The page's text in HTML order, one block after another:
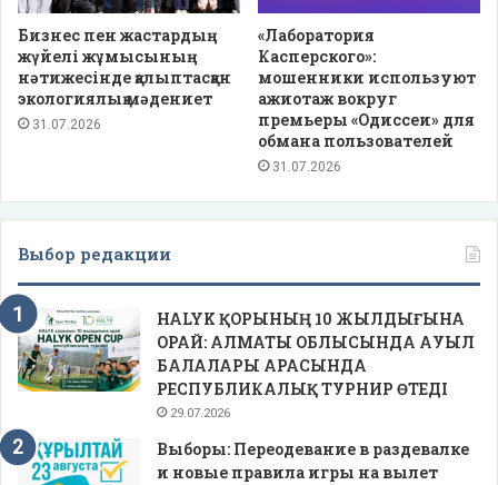
Бизнес пен жастардың
жүйелі жұмысының
нәтижесінде қалыптасқан
экологиялық мәдениет
31.07.2026
«Лаборатория
Касперского»:
мошенники используют
ажиотаж вокруг
премьеры «Одиссеи» для
обмана пользователей
31.07.2026
Выбор редакции
HALYK ҚОРЫНЫҢ 10 ЖЫЛДЫҒЫНА
ОРАЙ: АЛМАТЫ ОБЛЫСЫНДА АУЫЛ
БАЛАЛАРЫ АРАСЫНДА
РЕСПУБЛИКАЛЫҚ ТУРНИР ӨТЕДІ
29.07.2026
Выборы: Переодевание в раздевалке
и новые правила игры на вылет